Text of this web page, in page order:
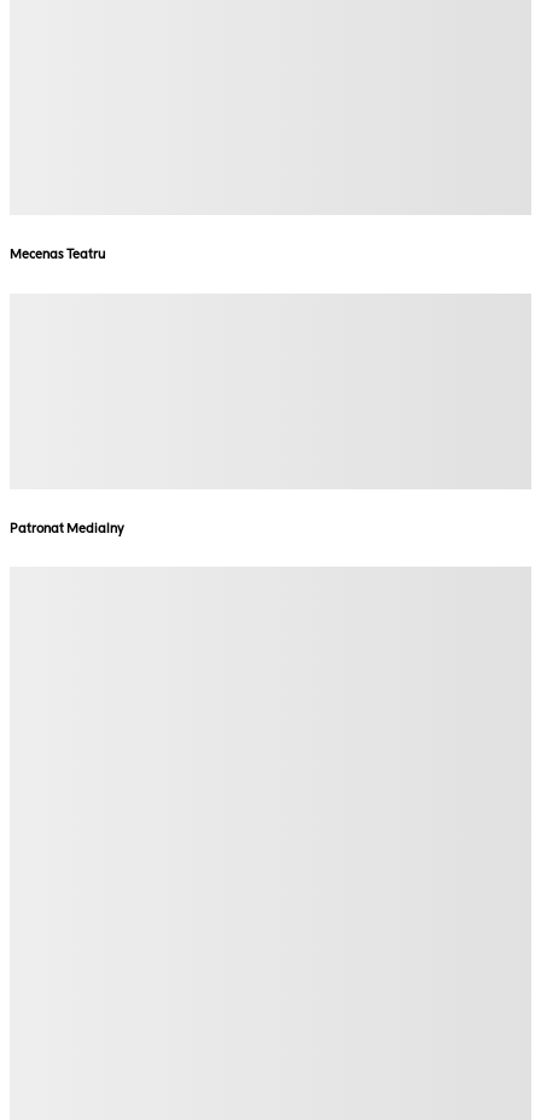
Mecenas Teatru
Patronat Medialny